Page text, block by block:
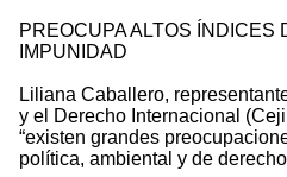
PREOCUPA ALTOS ÍNDICES
IMPUNIDAD
Liliana Caballero,
y el Derecho Internacional
“existen grandes
política, ambiental y de